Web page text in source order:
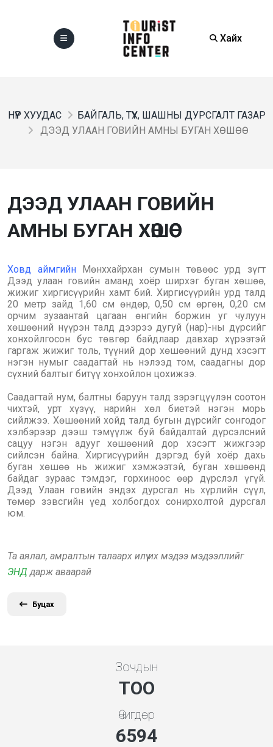
Хайх
НҮҮР ХУУДАС
БАЙГАЛЬ, ТҮҮХ, ШАШНЫ ДУРСГАЛТ ГАЗАР
ДЭЭД УЛААН ГОВИЙН АМНЫ БУГАН ХӨШӨӨ
ДЭЭД УЛААН ГОВИЙН
АМНЫ БУГАН ХӨШӨӨ
Ховд аймгийнМөнххайрхан сумын төвөөс урд зүгт
Дээд улаан говийн аманд хоёр ширхэг буган хөшөө,
жижиг хиргисүүрийн хамт бий. Хиргисүүрийн урд талд
20 метр зайд 1,60 см өндөр, 0,50 см өргөн, 0,20 см
орчим зузаантай цагаан өнгийн боржин уг чулуун
хөшөөний нүүрэн талд дээрээ дугуй (нар)-ны дүрсийг
хонхойлгосон бус төвгөр байдлаар давхар хүрээтэй
гаргаж жижиг толь, түүний дор хөшөөний дунд хэсэгт
нэгэн нумыг саадагтай нь нэлээд том, саадагны дор
сүхний балтыг битүү хонхойлон цохижээ.
Саадагтай нум, балтны баруун талд зэрэгцүүлэн соотон
чихтэй, урт хүзүү, нарийн хөл биетэй нэгэн морь
сийлжээ. Хөшөөний хойд талд бугын дүрсийг сонгодог
хэлбэрээр дээш тэмүүлж буй байдалтай дүрсэлсний
сацуу нэгэн адууг хөшөөний дор хэсэгт жижгээр
сийлсэн байна. Хиргисүүрийн дэргэд буй хоёр дахь
буган хөшөө нь жижиг хэмжээтэй, буган хөшөөнд
байдаг зураас тэмдэг, горхиноос өөр дүрслэл үгүй.
Дээд Улаан говийн эндэх дурсгал нь хүрлийн сүүл,
төмөр зэвсгийн үед холбогдох сонирхолтой дурсгал
юм.
Та аялал, амралтын талаарх илүү их мэдээ мэдээллийг
ЭНД дарж аваарай
Буцах
Зочдын
ТОО
Өчигдөр
7101